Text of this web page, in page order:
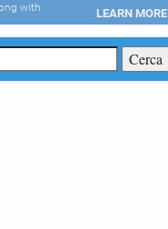
with LEARN MORE